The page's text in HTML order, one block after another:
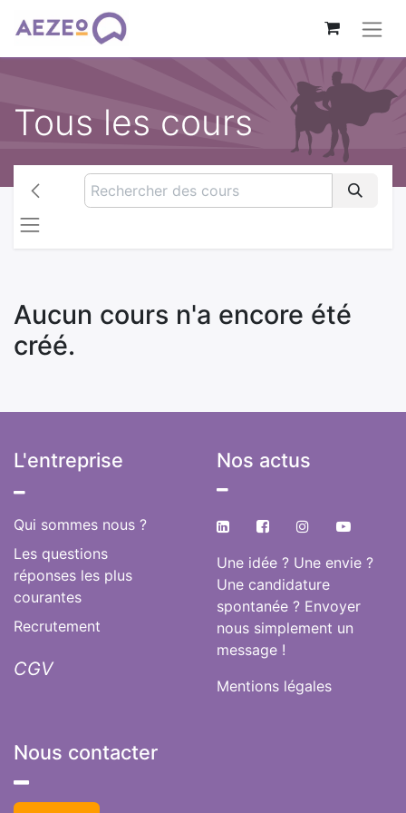
Tous les cours
Aucun cours n'a encore été
créé.
L'entreprise
Qui sommes nous ?
Les questions
réponses les plus
courantes
Recrutement
CGV
Nos actus
Une idée ? Une envie ?
Une candidature
spontanée ? Envoyer
nous simplement un
message !
Mentions légales
Nous contacter